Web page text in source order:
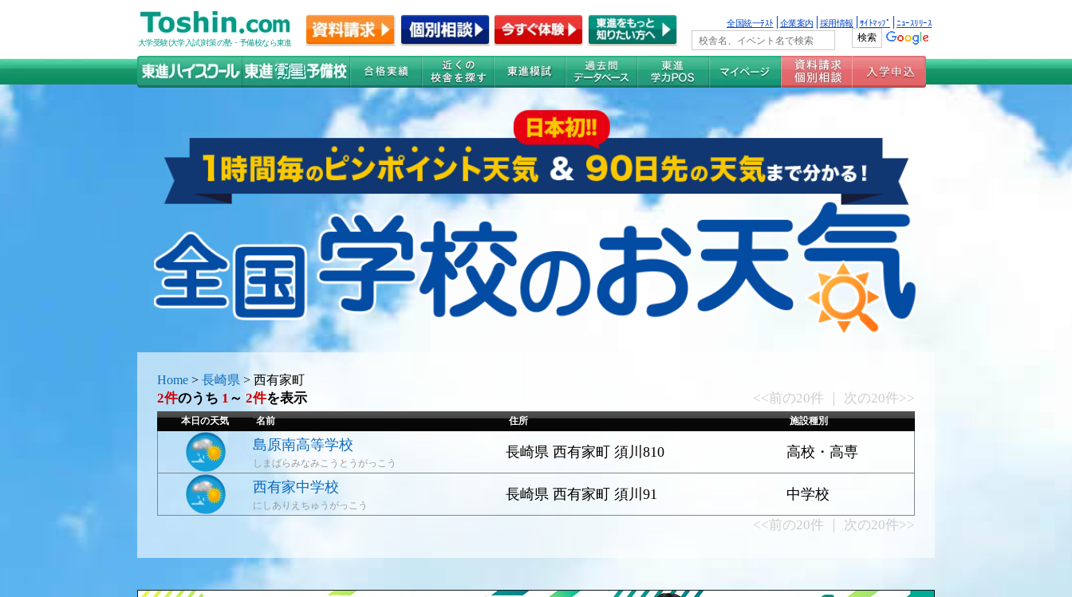
大学受験(大学入試)対策の塾・予備校なら東進
全国統一ﾃｽﾄ 企業案内 採用情報 ｻｲﾄﾏｯﾌﾟ ﾆｭｰｽﾘﾘｰｽ
Home > 長崎県 > 西有家町
2件のうち 1 ～ 2件を表示 <<前の20件 ｜ 次の20件>>
本日の天気 名前 住所 施設種別
島原南高等学校
しまばらみなみこうとうがっこう
長崎県 西有家町 須川810 高校・高専
西有家中学校
にしありえちゅうがっこう
長崎県 西有家町 須川91 中学校
<<前の20件 ｜ 次の20件>>